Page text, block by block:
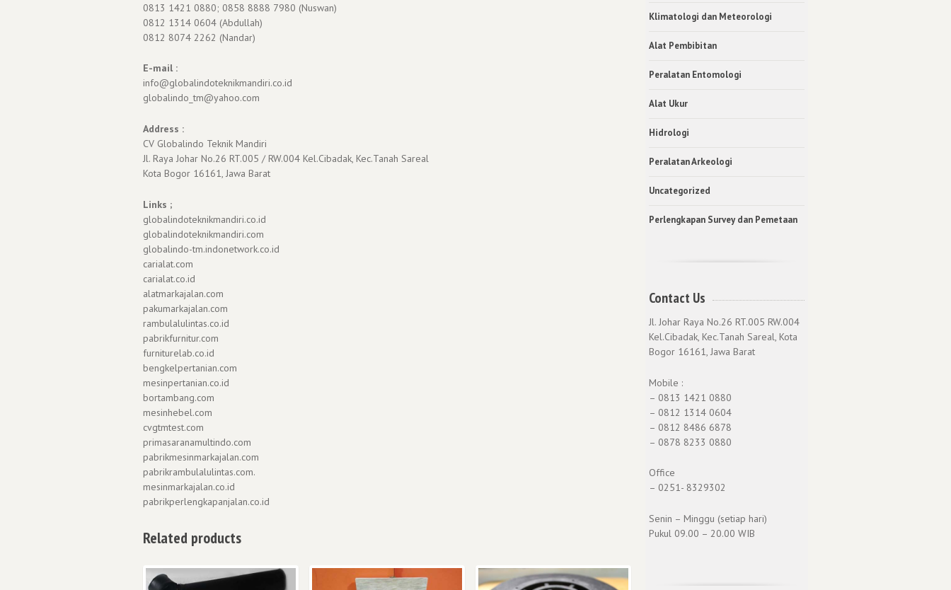
0813 1421 0880; 0858 8888 7980 (Nuswan)
0812 1314 0604 (Abdullah)
0812 8074 2262 (Nandar)
E-mail :
info@globalindoteknikmandiri.co.id
globalindo_tm@yahoo.com
Address :
CV Globalindo Teknik Mandiri
Jl. Raya Johar No.26 RT.005 / RW.004 Kel.Cibadak, Kec.Tanah Sareal
Kota Bogor 16161, Jawa Barat
Links ;
globalindoteknikmandiri.co.id
globalindoteknikmandiri.com
globalindo-tm.indonetwork.co.id
carialat.com
carialat.co.id
alatmarkajalan.com
pakumarkajalan.com
rambulalulintas.co.id
pabrikfurnitur.com
furniturelab.co.id
bengkelpertanian.com
mesinpertanian.co.id
bortambang.com
mesinhebel.com
cvgtmtest.com
primasaranamultindo.com
pabrikmesinmarkajalan.com
pabrikrambulalulintas.com.
mesinmarkajalan.co.id
pabrikperlengkapanjalan.co.id
Related products
Klimatologi dan Meteorologi
Alat Pembibitan
Peralatan Entomologi
Alat Ukur
Hidrologi
Peralatan Arkeologi
Uncategorized
Perlengkapan Survey dan Pemetaan
Contact Us
Jl. Johar Raya No.26 RT.005 RW.004
Kel.Cibadak, Kec.Tanah Sareal, Kota
Bogor 16161, Jawa Barat
Mobile :
– 0813 1421 0880
– 0812 1314 0604
– 0812 8486 6878
– 0878 8233 0880
Office
– 0251- 8329302
Senin – Minggu (setiap hari)
Pukul 09.00 – 20.00 WIB